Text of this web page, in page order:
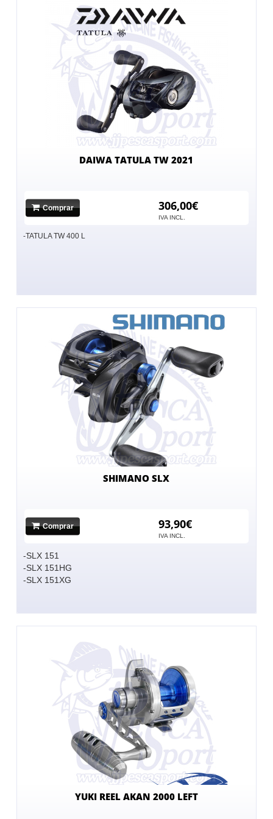
DAIWA TATULA TW 2021
Comprar 306,00€
IVA INCL.
-TATULA TW 400 L
SHIMANO SLX
Comprar 93,90€
IVA INCL.
-SLX 151
-SLX 151HG
-SLX 151XG
YUKI REEL AKAN 2000 LEFT